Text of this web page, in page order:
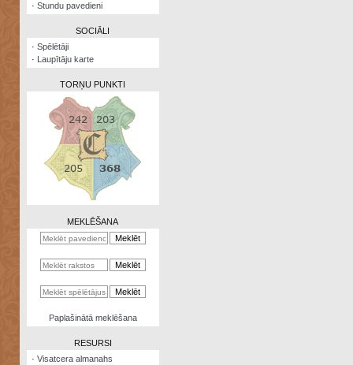
Zināšanu
kalkulators
Nomētātās
· Stundu pavedieni
SOCIĀLI
· Spēlētāji
· Laupītāju karte
TORŅU PUNKTI
MEKLĒŠANA
Paplašinātā meklēšana
RESURSI
· Visatcera almanahs